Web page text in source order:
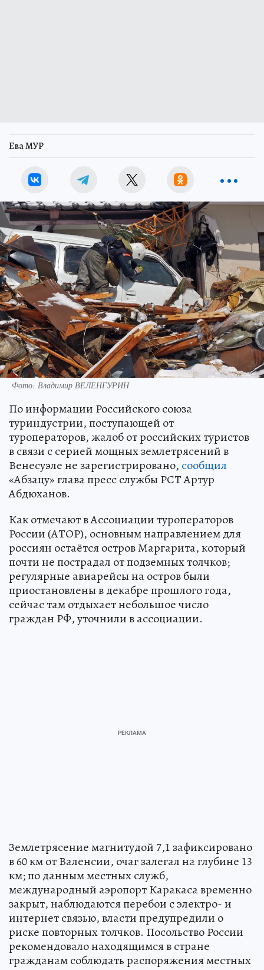
Ева МУР
Фото: Владимир ВЕЛЕНГУРИН
По информации Российского союза
туриндустрии, поступающей от
туроператоров, жалоб от российских туристов
в связи с серией мощных землетрясений в
Венесуэле не зарегистрировано, сообщил
«Абзацу» глава пресс службы РСТ Артур
Абдюханов.
Как отмечают в Ассоциации туроператоров
России (АТОР), основным направлением для
россиян остаётся остров Маргарита, который
почти не пострадал от подземных толчков;
регулярные авиарейсы на остров были
приостановлены в декабре прошлого года,
сейчас там отдыхает небольшое число
граждан РФ, уточнили в ассоциации.
Землетрясение магнитудой 7,1 зафиксировано
в 60 км от Валенсии, очаг залегал на глубине 13
км; по данным местных служб,
международный аэропорт Каракаса временно
закрыт, наблюдаются перебои с электро- и
интернет связью, власти предупредили о
риске повторных толчков. Посольство России
рекомендовало находящимся в стране
гражданам соблюдать распоряжения местных